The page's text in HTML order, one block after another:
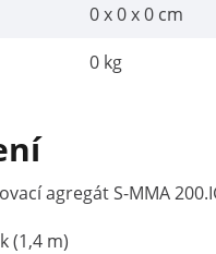
0 x 0 x 0 cm
0 kg
agregát S-MMA
(1,4 m)